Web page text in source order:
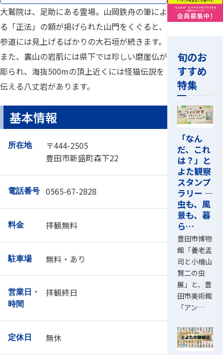
大鷲院は、足助にある霊場。山岡鉄舟の筆によ
る「正法」の額が掲げられた山門をくぐると、
参道には見上げるばかりの大石垣が続きます。
また、裏山の岩肌には県下では珍しい磨崖仏が
彫られ、海抜500mの頂上近くには怪猫伝説を
伝える八丈岩があります。
基本情報
所在地
〒444-2505
豊田市新盛町森下22
電話番号 0565-67-2828
料金 拝観無料
駐車場 無料・あり
営業日・
時間
拝観終日
定休日 無休
旬のお
すすめ
特集
「なん
だ、これ
は？」と
よた観察
スタンプ
ラリー ―
虫も、風
景も、暮
ら…
豊田市博物
館「養老孟
司と小檜山
賢二の虫
展」と、豊
田市美術館
「アン…